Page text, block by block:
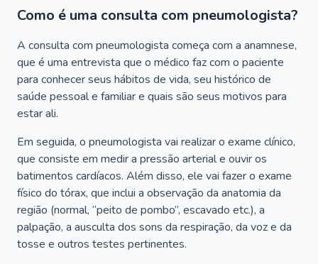
Como é uma consulta com pneumologista?
A consulta com pneumologista começa com a anamnese,
que é uma entrevista que o médico faz com o paciente
para conhecer seus hábitos de vida, seu histórico de
saúde pessoal e familiar e quais são seus motivos para
estar ali.
Em seguida, o pneumologista vai realizar o exame clínico,
que consiste em medir a pressão arterial e ouvir os
batimentos cardíacos. Além disso, ele vai fazer o exame
físico do tórax, que inclui a observação da anatomia da
região (normal, “peito de pombo”, escavado etc.), a
palpação, a ausculta dos sons da respiração, da voz e da
tosse e outros testes pertinentes.